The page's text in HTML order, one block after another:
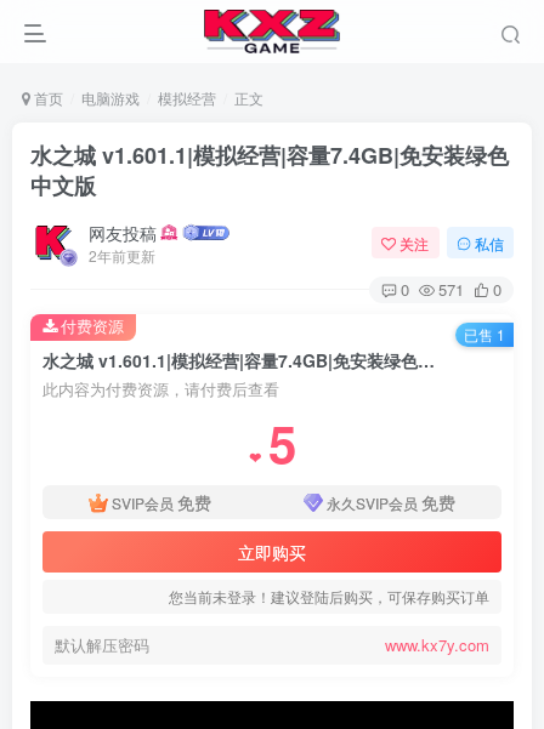
首页 电脑游戏 模拟经营 正文
水之城 v1.601.1|模拟经营|容量7.4GB|免安装绿色
中文版
网友投稿
2年前更新
关注 私信
0 571 0
水之城 v1.601.1|模拟经营|容量7.4GB|免安装绿色中文版
此内容为付费资源，请付费后查看
❤ 5
SVIP会员 免费 永久SVIP会员 免费
立即购买
您当前未登录！建议登陆后购买，可保存购买订单
默认解压密码 www.kx7y.com
付费资源 已售 1